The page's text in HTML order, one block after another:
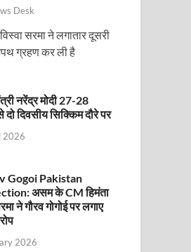
Desk
सरमा ने लगातार दूसरी
ग्रहण कर ली है
नरेंद्र मोदी 27-28
दिवसीय सिक्किम दौरे पर
2026
Gogoi Pakistan
असम के CM हिमंता
ने गौरव गोगोई पर लगाए
2026